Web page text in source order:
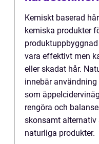
Kemiskt baserad
kemiska produkter
vara effektivt men
eller skadat hår.
innebär
som
rengöra och
skonsamt alternativ
naturliga produkter.